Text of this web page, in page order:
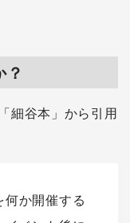
？
細谷本」から引用
か開催する